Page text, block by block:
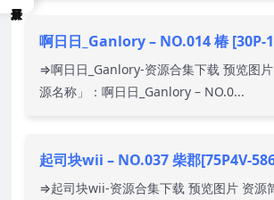
啊日日_Ganlory – NO.014 椿 [30P-
⇒啊日日_Ganlory-资源合集下载 预览图
源名称」：啊日日_Ganlory – NO.0...
起司块wii – NO.037 柴郡[75P4V-
⇒起司块wii-资源合集下载 预览图片 资源